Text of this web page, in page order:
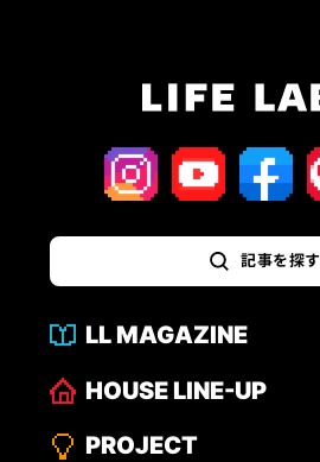
記事を探す
LL MAGAZINE
HOUSE LINE-UP
PROJECT